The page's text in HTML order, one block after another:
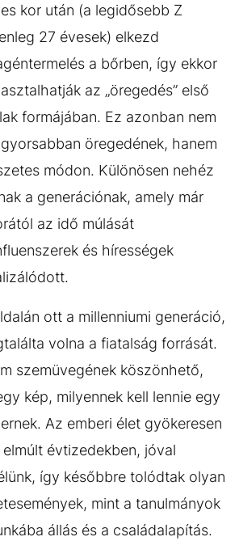
kor után (a legidősebb Z
27 évesek) elkezd
a bőrben, így ekkor
az „öregedés” első
formájában. Ez azonban nem
öregedének, hanem
módon. Különösen nehéz
a generációnak, amely már
az idő múlását
és hírességek
ott a millenniumi generáció,
volna a fiatalság forrását.
szemüvegének köszönhető,
kép, milyennek kell lennie egy
Az emberi élet gyökeresen
évtizedekben, jóval
így későbbre tolódtak olyan
mint a tanulmányok
állás és a családalapítás.